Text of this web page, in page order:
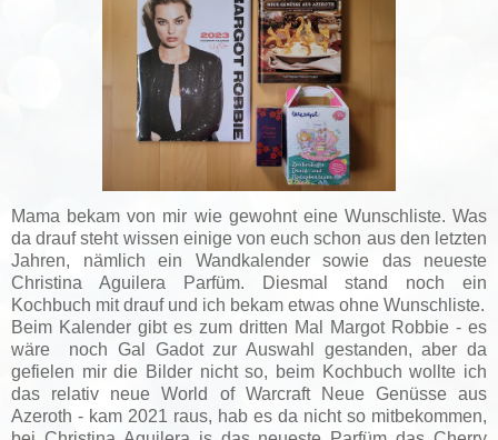
Mama bekam von mir wie gewohnt eine Wunschliste. Was
da drauf steht wissen einige von euch schon aus den letzten
Jahren, nämlich ein Wandkalender sowie das neueste
Christina Aguilera Parfüm. Diesmal stand noch ein
Kochbuch mit drauf und ich bekam etwas ohne Wunschliste.
Beim Kalender gibt es zum dritten Mal Margot Robbie - es
wäre noch Gal Gadot zur Auswahl gestanden, aber da
gefielen mir die Bilder nicht so, beim Kochbuch wollte ich
das relativ neue World of Warcraft Neue Genüsse aus
Azeroth - kam 2021 raus, hab es da nicht so mitbekommen,